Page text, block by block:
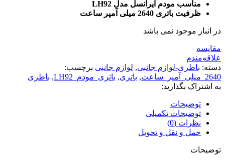
مناسب مودم ایرانسل مدل LH92
ظرفیت باتری 2640 میلی آمپر ساعت
در انبار موجود نمی باشد
مقایسه
علاقه‌مندم
دسته: باطری-لوازم جانبی, لوازم جانبی برچسب:
2640_میلی_آمپر_ساعت
, باتری, باتری_مودم_LH92 , باطری
به اشتراک بگذارید:
توضیحات
توضیحات تکمیلی
نظرات (0)
حمل و نقل و تحویل
توضیحات